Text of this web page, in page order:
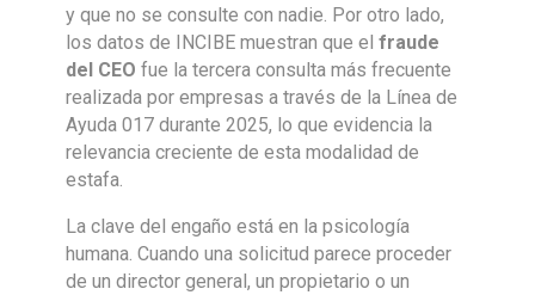
y que no se consulte con nadie. Por otro lado,
los datos de INCIBE muestran que el fraude
del CEO fue la tercera consulta más frecuente
realizada por empresas a través de la Línea de
Ayuda 017 durante 2025, lo que evidencia la
relevancia creciente de esta modalidad de
estafa.
La clave del engaño está en la psicología
humana. Cuando una solicitud parece proceder
de un director general, un propietario o un